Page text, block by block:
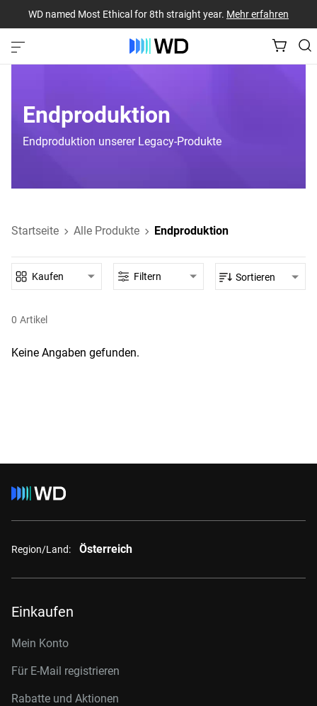
WD named Most Ethical for 8th straight year. Mehr erfahren
Endproduktion
Endproduktion unserer Legacy-Produkte
Startseite Alle Produkte Endproduktion
0 Artikel
Kaufen Filtern Sortieren
Keine Angaben gefunden.
Region/Land: Österreich
Einkaufen
Mein Konto
Für E-Mail registrieren
Rabatte und Aktionen